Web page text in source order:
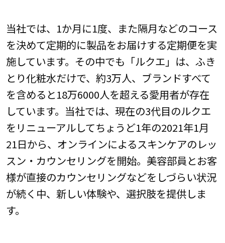
当社では、1か月に1度、また隔月などのコース
を決めて定期的に製品をお届けする定期便を実
施しています。その中でも「ルクエ」は、ふき
とり化粧水だけで、約3万人、ブランドすべて
を含めると18万6000人を超える愛用者が存在
しています。当社では、現在の3代目のルクエ
をリニューアルしてちょうど1年の2021年1月
21日から、オンラインによるスキンケアのレッ
スン・カウンセリングを開始。美容部員とお客
様が直接のカウンセリングなどをしづらい状況
が続く中、新しい体験や、選択肢を提供しま
す。